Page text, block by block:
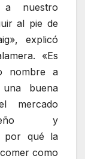
a nuestro
al pie de
explicó
«Es
nombre a
una buena
mercado
y
por qué la
como